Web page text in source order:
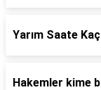
Yarım Saate
Hakemler kime